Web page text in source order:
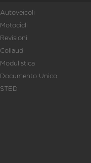
Autoveicoli
Motocicli
Revisioni
Collaudi
Modulistica
Documento Unico
STED